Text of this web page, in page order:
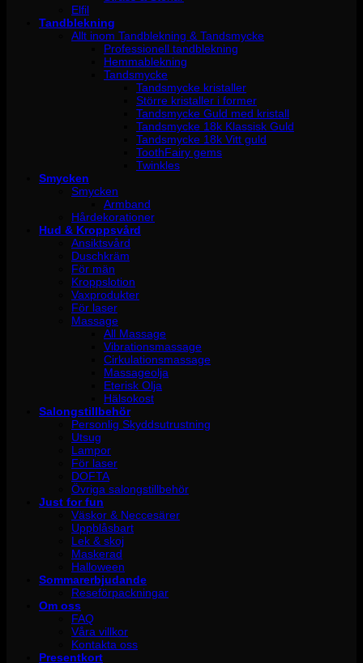
Elfil
Tandblekning
Allt inom Tandblekning & Tandsmycke
Professionell tandblekning
Hemmablekning
Tandsmycke
Tandsmycke kristaller
Större kristaller i former
Tandsmycke Guld med kristall
Tandsmycke 18k Klassisk Guld
Tandsmycke 18k Vitt guld
ToothFairy gems
Twinkles
Smycken
Smycken
Armband
Hårdekorationer
Hud & Kroppsvård
Ansiktsvård
Duschkräm
För män
Kroppslotion
Vaxprodukter
För laser
Massage
All Massage
Vibrationsmassage
Cirkulationsmassage
Massageolja
Eterisk Olja
Hälsokost
Salongstillbehör
Personlig Skyddsutrustning
Utsug
Lampor
För laser
DOFTA
Övriga salongstillbehör
Just for fun
Väskor & Neccesärer
Uppblåsbart
Lek & skoj
Maskerad
Halloween
Sommarerbjudande
Reseförpackningar
Om oss
FAQ
Våra villkor
Kontakta oss
Presentkort